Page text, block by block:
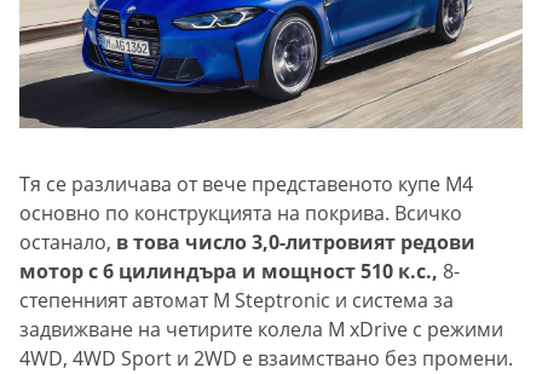
Тя се различава от вече представеното купе M4
основно по конструкцията на покрива. Всичко
останало, в това число 3,0-литровият редови
мотор с 6 цилиндъра и мощност 510 к.с., 8-
степенният автомат M Steptronic и система за
задвижване на четирите колела M xDrive с режими
4WD, 4WD Sport и 2WD е взаимствано без промени.